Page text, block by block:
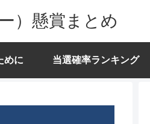
）懸賞まとめ
めに 当選確率ランキング